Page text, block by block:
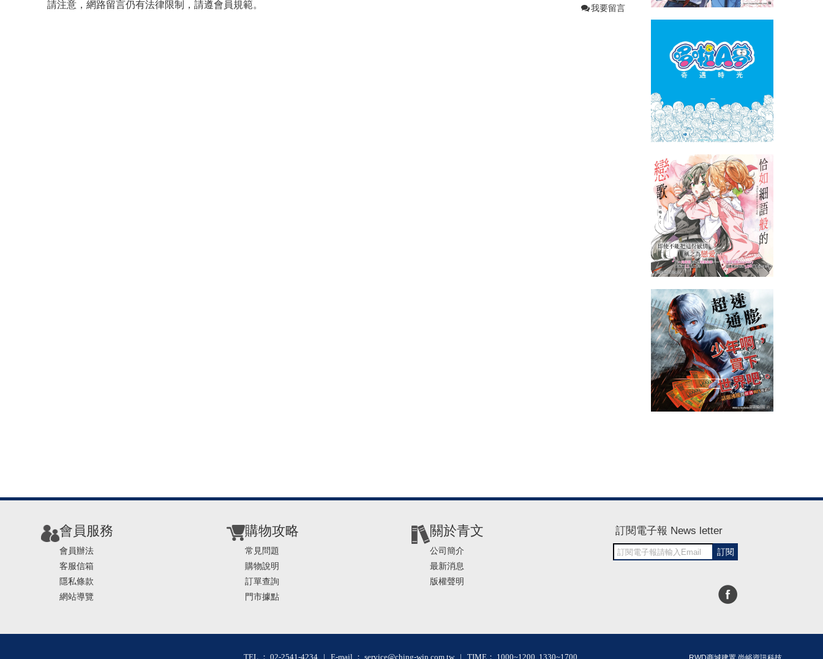
請注意，網路留言仍有法律限制，請遵會員規範。 我要留言
會員服務
會員辦法
客服信箱
隱私條款
網站導覽
購物攻略
常見問題
購物說明
訂單查詢
門市據點
關於青文
公司簡介
最新消息
版權聲明
訂閱電子報 News letter
訂閱
TEL ： 02-2541-4234 | E-mail ： service@ching-win.com.tw | TIME： 1000~1200 1330~1700